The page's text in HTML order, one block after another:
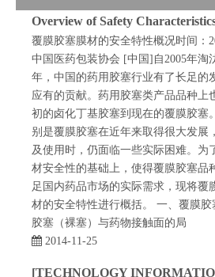
覆膜胶塞膜材的安全特性概况时间：
中国医药包装协会 [中国]自2005年淘
年，中国的药用胶塞行业有了长足的
应有的贡献。药用胶塞类产品品种上
初的卤化丁基胶塞到现在的覆膜胶塞
别是覆膜胶塞在近年来取得很大发展
及使用时，仍面临一些实际困难。为
材安全性的基础上，使得覆膜胶塞品
足国内药品市场的实际需求，现将覆
材的安全特性进行概括。 一、覆膜
胶塞（裸塞）与药物接触面的局
2014-11-25